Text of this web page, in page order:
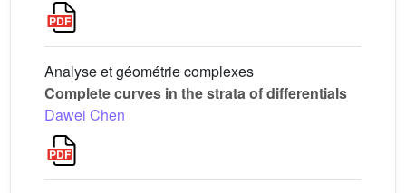
Analyse et géométrie complexes
Complete curves in the strata of differentials
Dawei Chen